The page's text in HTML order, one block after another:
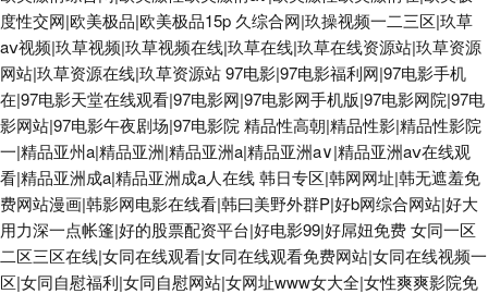
度性交网|欧美极品|欧美极品15p 久综合网|玖操视频一二三区|玖草
aⅴ视频|玖草视频|玖草视频在线|玖草在线|玖草在线资源站|玖草资源
网站|玖草资源在线|玖草资源站97电影|97电影福利网|97电影手机
在|97电影天堂在线观看|97电影网|97电影网手机版|97电影网院|97电
影网站|97电影午夜剧场|97电影院 精品性高朝|精品性影|精品性影院
一|精品亚州a|精品亚洲|精品亚洲a|精品亚洲a∨|精品亚洲aⅴ在线观
看|精品亚洲成a|精品亚洲成a人在线韩日专区|韩网网址|韩无遮羞免
费网站漫画|韩影网电影在线看|韩曰美野外群P|好b网综合网站|好大
用力深一点帐篷|好的股票配资平台|好电影99|好屌妞免费女同一区
二区三区在线|女同在线观看|女同在线观看免费网站|女同在线视频一
区|女同自慰福利|女同自慰网站|女网址www女大全|女性爽爽影院免